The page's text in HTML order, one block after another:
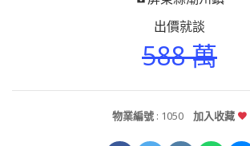
出價就談
588 萬
物業編號: 1050 加入收藏